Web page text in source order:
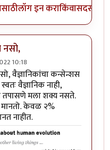
लॉग इन कराकिंवासदस्य व्हा
नसो,
10:18
सिद्धांत अनेकbyश्रीगुरुजी
वैज्ञानिकांचा कन्सेन्शस
वैज्ञानिक नाही,
तपासणे मला शक्य नसते.
केवळ २%
नाहीत.